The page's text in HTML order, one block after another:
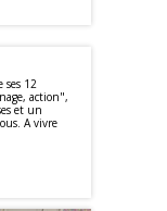
ses 12
action",
et un
A vivre